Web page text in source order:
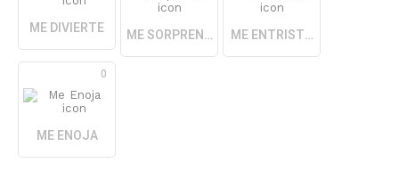
ME DIVIERTE ME SORPRENDE ME ENTRISTECE
0
ME ENOJA